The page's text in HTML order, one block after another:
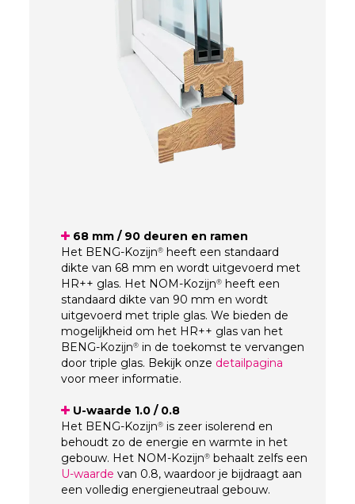
68 mm / 90 deuren en ramen
Het BENG-Kozijn® heeft een standaard
dikte van 68 mm en wordt uitgevoerd met
HR++ glas. Het NOM-Kozijn® heeft een
standaard dikte van 90 mm en wordt
uitgevoerd met triple glas. We bieden de
mogelijkheid om het HR++ glas van het
BENG-Kozijn® in de toekomst te vervangen
door triple glas. Bekijk onze detailpagina
voor meer informatie.
U-waarde 1.0 / 0.8
Het BENG-Kozijn® is zeer isolerend en
behoudt zo de energie en warmte in het
gebouw. Het NOM-Kozijn® behaalt zelfs een
U-waarde van 0.8, waardoor je bijdraagt aan
een volledig energieneutraal gebouw.